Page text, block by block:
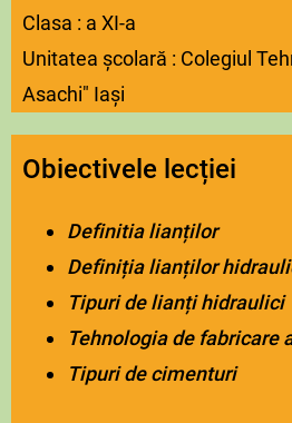
Clasa : a XI-a
Unitatea școlară : Colegiul
Asachi" Iași
Obiectivele lecției
Definitia lianților
Definiția lianților
Tipuri de lianți hidraulici
Tehnologia de fabricare
Tipuri de cimenturi